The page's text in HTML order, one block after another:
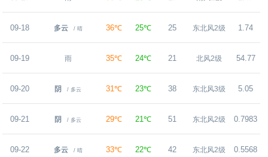
09-18 多云 / 晴 36℃ 25℃ 25 东北风2级 1.74
09-19 雨 35℃ 24℃ 21 北风2级 54.77
09-20 阴 / 多云 31℃ 23℃ 38 东北风3级 5.05
09-21 阴 / 多云 29℃ 21℃ 51 东北风2级 0.7983
09-22 多云 / 晴 33℃ 22℃ 42 东北风2级 0.5568